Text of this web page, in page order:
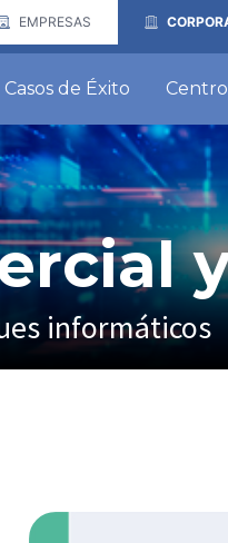
EMPRESAS
Casos de Éxito
informáticos